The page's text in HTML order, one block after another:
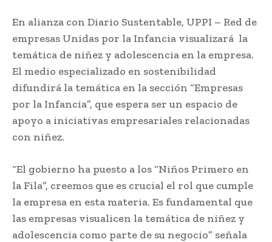
En alianza con Diario Sustentable, UPPI – Red de
empresas Unidas por la Infancia visualizará la
temática de niñez y adolescencia en la empresa.
El medio especializado en sostenibilidad
difundirá la temática en la sección “Empresas
por la Infancia”, que espera ser un espacio de
apoyo a iniciativas empresariales relacionadas
con niñez.
“El gobierno ha puesto a los “Niños Primero en
la Fila”, creemos que es crucial el rol que cumple
la empresa en esta materia. Es fundamental que
las empresas visualicen la temática de niñez y
adolescencia como parte de su negocio” señala